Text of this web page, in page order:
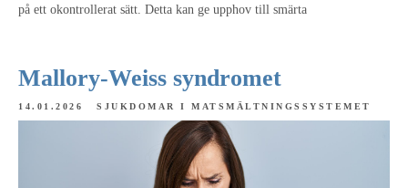
på ett okontrollerat sätt. Detta kan ge upphov till smärta
Mallory-Weiss syndromet
14.01.2026 SJUKDOMAR I MATSMÄLTNINGSSYSTEMET